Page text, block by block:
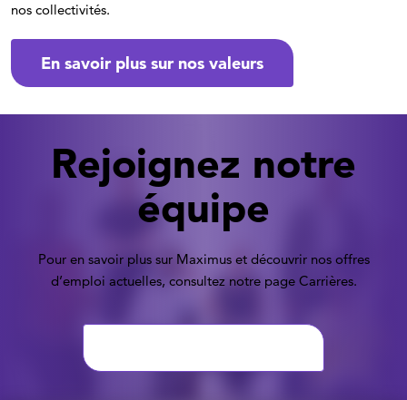
nos collectivités.
En savoir plus sur nos valeurs
Rejoignez notre
équipe
Pour en savoir plus sur Maximus et découvrir nos offres
d’emploi actuelles, consultez notre page Carrières.